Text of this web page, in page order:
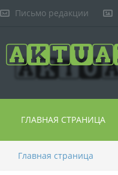
Письмо редакции
ГЛАВНАЯ СТРАНИЦА
Главная страница